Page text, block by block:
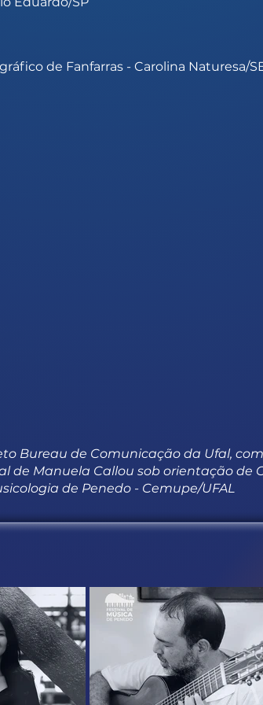
de Fanfarras - Carolina Naturesa/
Bureau de Comunicação da Ufal,
de Manuela Callou sob orientação de
de Penedo - Cemupe/UFAL